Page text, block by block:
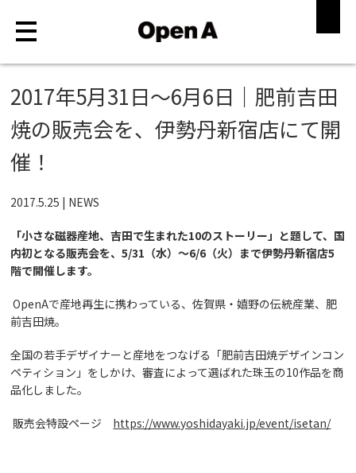
ABOUT
WORKS
RECRUIT
CONTACT
2017年5月31日〜6月6日｜肥前吉田
焼の販売会を、伊勢丹新宿店にて開
催！
2017.5.25 | NEWS
「小さな磁器産地、吉田で生まれた10のストーリー」と題して、国
内初となる販売会を、5/31（水）〜6/6（火）まで伊勢丹新宿店5
階で開催します。
OpenAで産地再生に携わっている、佐賀県・嬉野の伝統産業、肥
前吉田焼。
全国の若手デザイナーと産地をつなげる「肥前吉田焼デザインコン
ペティション」をしかけ、審査によって選ばれた珠玉の10作品を商
品化しました。
販売会特設ページ https://www.yoshidayaki.jp/event/isetan/